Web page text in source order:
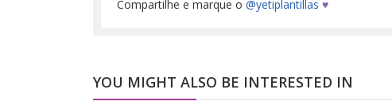
Compartilhe e marque o @yetiplantillas ♥
YOU MIGHT ALSO BE INTERESTED IN